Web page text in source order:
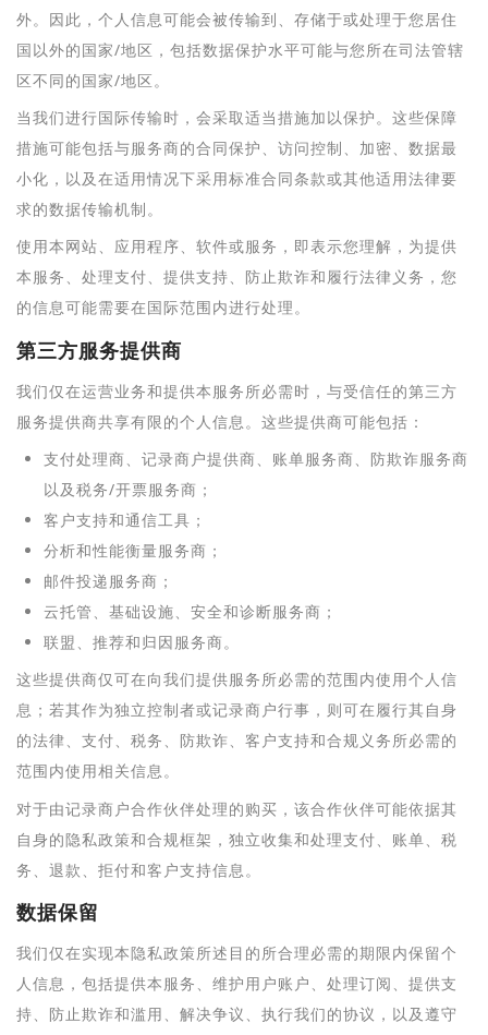
外。因此，个人信息可能会被传输到、存储于或处理于您居住
国以外的国家/地区，包括数据保护水平可能与您所在司法管辖
区不同的国家/地区。
当我们进行国际传输时，会采取适当措施加以保护。这些保障
措施可能包括与服务商的合同保护、访问控制、加密、数据最
小化，以及在适用情况下采用标准合同条款或其他适用法律要
求的数据传输机制。
使用本网站、应用程序、软件或服务，即表示您理解，为提供
本服务、处理支付、提供支持、防止欺诈和履行法律义务，您
的信息可能需要在国际范围内进行处理。
第三方服务提供商
我们仅在运营业务和提供本服务所必需时，与受信任的第三方
服务提供商共享有限的个人信息。这些提供商可能包括：
支付处理商、记录商户提供商、账单服务商、防欺诈服务商
以及税务/开票服务商；
客户支持和通信工具；
分析和性能衡量服务商；
邮件投递服务商；
云托管、基础设施、安全和诊断服务商；
联盟、推荐和归因服务商。
这些提供商仅可在向我们提供服务所必需的范围内使用个人信
息；若其作为独立控制者或记录商户行事，则可在履行其自身
的法律、支付、税务、防欺诈、客户支持和合规义务所必需的
范围内使用相关信息。
对于由记录商户合作伙伴处理的购买，该合作伙伴可能依据其
自身的隐私政策和合规框架，独立收集和处理支付、账单、税
务、退款、拒付和客户支持信息。
数据保留
我们仅在实现本隐私政策所述目的所合理必需的期限内保留个
人信息，包括提供本服务、维护用户账户、处理订阅、提供支
持、防止欺诈和滥用、解决争议、执行我们的协议，以及遵守